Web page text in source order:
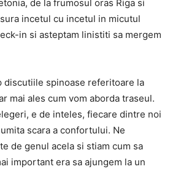
de la frumosul oras Riga si
incetul cu incetul in micutul
in si asteptam linistiti sa mergem
discutiile spinoase referitoare la
mai ales cum vom aborda traseul.
e de inteles, fiecare dintre noi
scara a confortului. Ne
de genul acela si stiam cum sa
important era sa ajungem la un